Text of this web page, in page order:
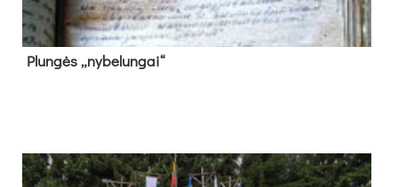
Plun­gės „ny­be­lun­gai“